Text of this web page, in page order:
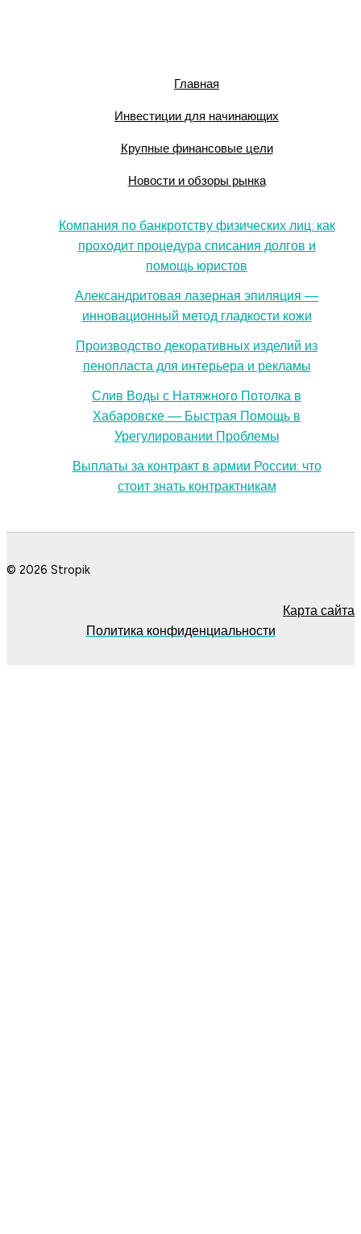
Главная
Инвестиции для начинающих
Крупные финансовые цели
Новости и обзоры рынка
Компания по банкротству физических лиц: как
проходит процедура списания долгов и
помощь юристов
Александритовая лазерная эпиляция —
инновационный метод гладкости кожи
Производство декоративных изделий из
пенопласта для интерьера и рекламы
Слив Воды с Натяжного Потолка в
Хабаровске — Быстрая Помощь в
Урегулировании Проблемы
Выплаты за контракт в армии России: что
стоит знать контрактникам
© 2026 Stropik
Карта сайта
Политика конфиденциальности